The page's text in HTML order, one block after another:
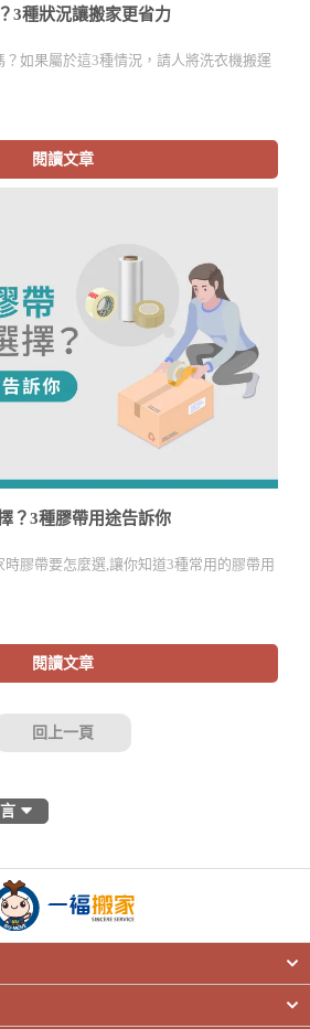
3種狀況讓搬家更省力
如果屬於這3種情況，請人將洗衣機搬運
閱讀文章
？3種膠帶用途告訴你
膠帶要怎麼選,讓你知道3種常用的膠帶用
閱讀文章
回上一頁